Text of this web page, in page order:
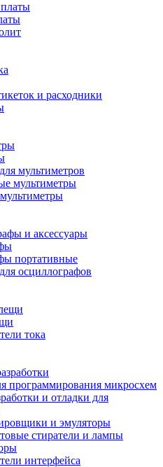
и расходники
мультиметров
мультиметры
и аксессуары
портативные
осциллографов
тока
программирования микросхем
и отладки для
и эмуляторы
стиратели и лампы
интерфейса